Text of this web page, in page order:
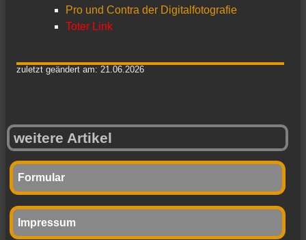
Pro und Contra der Digitalfotografie
Toter Link
zuletzt geändert am: 21.06.2026
weitere Artikel
Formular
Impressum